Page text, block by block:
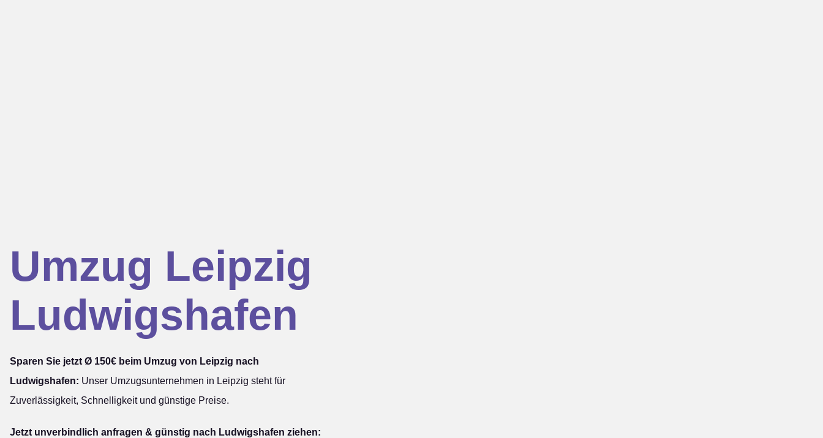
Umzug Leipzig
Ludwigshafen
Sparen Sie jetzt Ø 150€ beim Umzug von Leipzig nach
Ludwigshafen: Unser Umzugsunternehmen in Leipzig steht für
Zuverlässigkeit, Schnelligkeit und günstige Preise.
Jetzt unverbindlich anfragen & günstig nach Ludwigshafen ziehen: